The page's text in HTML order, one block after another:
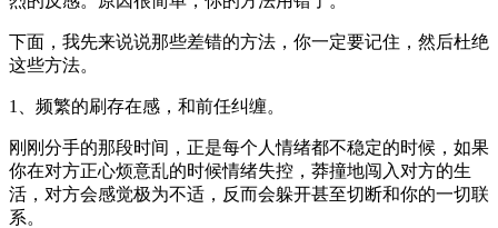
下面，我先来说说那些差错的方法，你一定要记住，然后杜绝
这些方法。
1、频繁的刷存在感，和前任纠缠。
刚刚分手的那段时间，正是每个人情绪都不稳定的时候，如果
你在对方正心烦意乱的时候情绪失控，莽撞地闯入对方的生
活，对方会感觉极为不适，反而会躲开甚至切断和你的一切联
系。